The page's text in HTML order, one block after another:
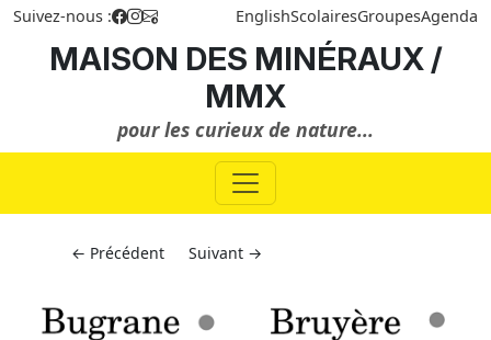
Suivez-nous : EnglishScolairesGroupesAgenda
MAISON DES MINÉRAUX /
MMX
pour les curieux de nature...
← Précédent Suivant →